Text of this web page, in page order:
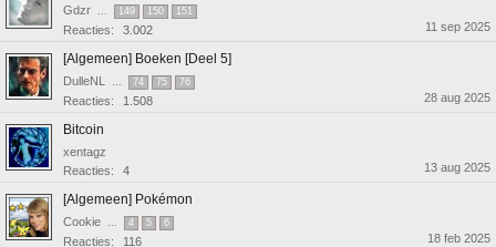
Gdzr ... 149 150 151
Reacties: 3.002 11 sep 2025
[Algemeen] Boeken [Deel 5]
DulleNL ... 74 75 76
Reacties: 1.508 28 aug 2025
Bitcoin
xentagz
Reacties:
4 13 aug 2025
[Algemeen] Pokémon
Cookie ... 4 5 6
Reacties: 116 18 feb 2025